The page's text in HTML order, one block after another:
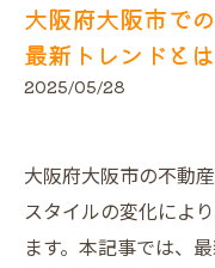
大阪府大阪市で
最新トレンドとは
2025/05/28
大阪府大阪市の不動
スタイルの変化によ
ます。本記事では、